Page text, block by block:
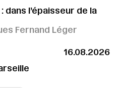
dans l’épaisseur de la
Fernand Léger
16.08.2026